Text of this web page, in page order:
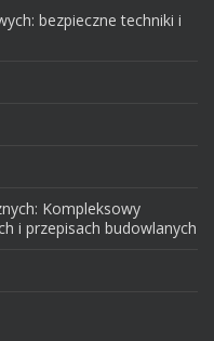
bezpieczne techniki i
Kompleksowy
i przepisach budowlanych